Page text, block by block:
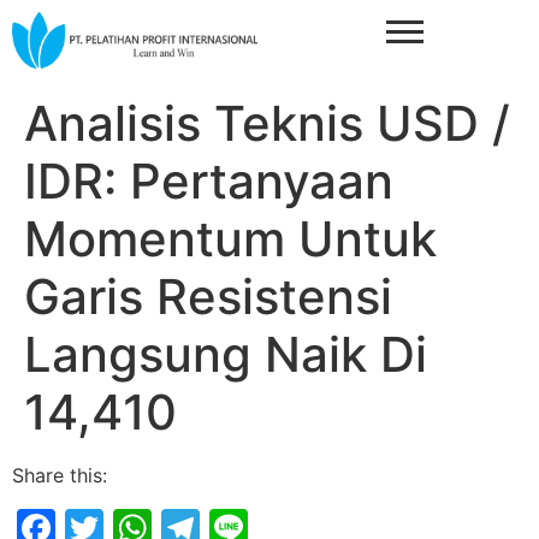
Analisis Teknis USD /
IDR: Pertanyaan
Momentum Untuk
Garis Resistensi
Langsung Naik Di
14,410
Share this:
Facebook
Twitter
WhatsApp
Telegram